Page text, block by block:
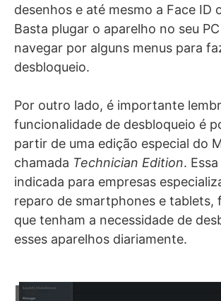
desenhos e até mesmo a Face ID
Basta plugar o aparelho no seu
navegar por alguns menus para
desbloqueio.
Por outro lado, é importante
funcionalidade de desbloqueio é
partir de uma edição especial do
chamada Technician Edition.
indicada para empresas
reparo de smartphones e tablets,
que tenham a necessidade de
esses aparelhos diariamente.